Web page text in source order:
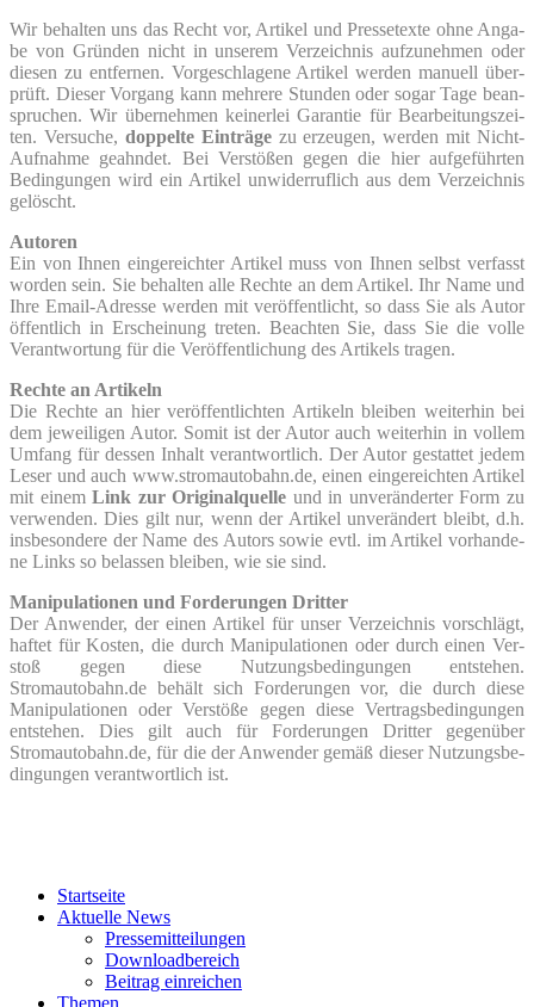
Wir behal­ten uns das Recht vor, Arti­kel und Pres­se­tex­te ohne Anga­
be von Grün­den nicht in unse­rem Ver­zeich­nis auf­zu­neh­men oder
die­sen zu ent­fer­nen. Vor­ge­schla­ge­ne Arti­kel wer­den manu­ell über­
prüft. Die­ser Vor­gang kann meh­re­re Stun­den oder sogar Tage bean­
spru­chen. Wir über­neh­men kei­ner­lei Garan­tie für Bear­bei­tungs­zei­
ten. Ver­su­che, dop­pel­te Ein­trä­gezu erzeu­gen, wer­den mit Nicht-
Auf­nah­me geahn­det. Bei Ver­stö­ßen gegen die hier auf­ge­führ­ten
Bedin­gun­gen wird ein Arti­kel unwi­der­ruf­lich aus dem Ver­zeich­nis
gelöscht.
Autoren
Ein von Ihnen ein­ge­reich­ter Arti­kel muss von Ihnen selbst ver­fasst
wor­den sein. Sie behal­ten alle Rech­te an dem Arti­kel. Ihr Name und
Ihre Email-Adres­se wer­den mit ver­öf­fent­licht, so dass Sie als Autor
öffent­lich in Erschei­nung tre­ten. Beach­ten Sie, dass Sie die vol­le
Ver­ant­wor­tung für die Ver­öf­fent­li­chung des Arti­kels tragen.
Rech­te an Arti­keln
Die Rech­te an hier ver­öf­fent­lich­ten Arti­keln blei­ben wei­ter­hin bei
dem jewei­li­gen Autor. Somit ist der Autor auch wei­ter­hin in vol­lem
Umfang für des­sen Inhalt ver­ant­wort­lich. Der Autor gestat­tet jedem
Leser und auch www.stromautobahn.de, einen ein­ge­reich­ten Arti­kel
mit einemLink zur Ori­gi­nal­quel­le und in unver­än­der­ter Form zu
ver­wen­den. Dies gilt nur, wenn der Arti­kel unver­än­dert bleibt, d.h.
ins­be­son­de­re der Name des Autors sowie evtl. im Arti­kel vor­han­de­
ne Links so belas­sen blei­ben, wie sie sind.
Mani­pu­la­tio­nen und For­de­run­gen Drit­ter
Der Anwen­der, der einen Arti­kel für unser Ver­zeich­nis vor­schlägt,
haf­tet für Kos­ten, die durch Mani­pu­la­tio­nen oder durch einen Ver­
stoß gegen die­se Nut­zungs­be­din­gun­gen ent­ste­hen.
Stromautobahn.de behält sich For­de­run­gen vor, die durch die­se
Mani­pu­la­tio­nen oder Ver­stö­ße gegen die­se Ver­trags­be­din­gun­gen
ent­ste­hen. Dies gilt auch für For­de­run­gen Drit­ter gegen­über
Stromautobahn.de, für die der Anwen­der gemäß die­ser Nut­zungs­be­
din­gun­gen ver­ant­wort­lich ist.
Start­sei­te
Aktu­el­le News
Pres­se­mit­tei­lun­gen
Down­load­be­reich
Bei­trag einreichen
The­men